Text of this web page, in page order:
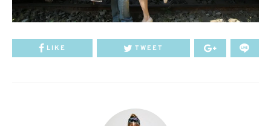
LIKE TWEET